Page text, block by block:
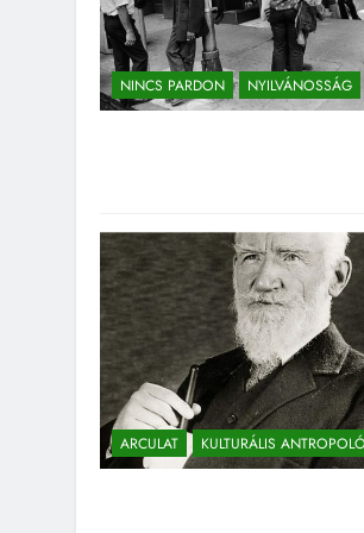
NINCS PARDON NYILVÁNOSSÁG
ARCULAT KULTURÁLIS